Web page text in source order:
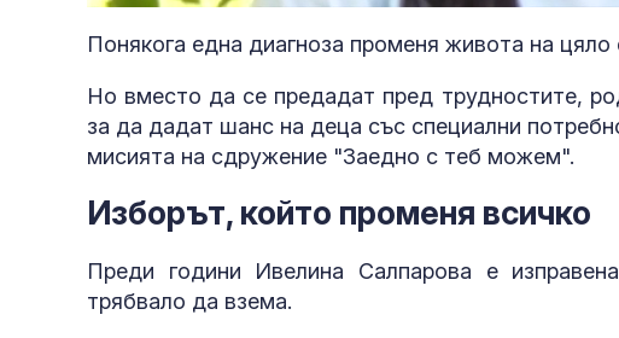
Понякога една диагноза променя живота на цяло
Но вместо да се предадат пред трудностите,
за да дадат шанс на деца със специални
мисията на сдружение "Заедно с теб можем".
Изборът, който променя всичко
Преди години Ивелина Салпарова е
трябвало да взема.